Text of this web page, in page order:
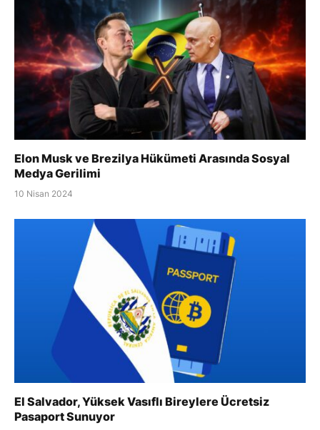
Elon Musk ve Brezilya Hükümeti Arasında Sosyal
Medya Gerilimi
10 Nisan 2024
El Salvador, Yüksek Vasıflı Bireylere Ücretsiz
Pasaport Sunuyor